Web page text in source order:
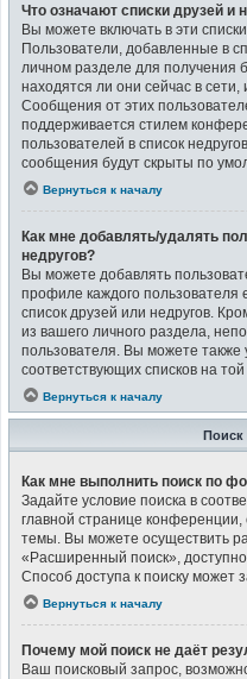
Что означают списки друзей и
Вы можете включать в эти
Пользователи, добавленные в
личном разделе для получения
находятся ли они сейчас в
Сообщения от этих
поддерживается стилем
пользователей в список
сообщения будут скрыты по
Вернуться к началу
Как мне добавлять/удалять
недругов?
Вы можете добавлять
профиле каждого пользователя
список друзей или недругов.
из вашего личного раздела,
пользователя. Вы можете также
соответствующих списков на
Вернуться к началу
Как мне выполнить поиск по
Задайте условие поиска в
главной странице
темы. Вы можете осуществить
«Расширенный поиск»,
Способ доступа к поиску может
Вернуться к началу
Почему мой поиск не даёт
Ваш поисковый запрос,